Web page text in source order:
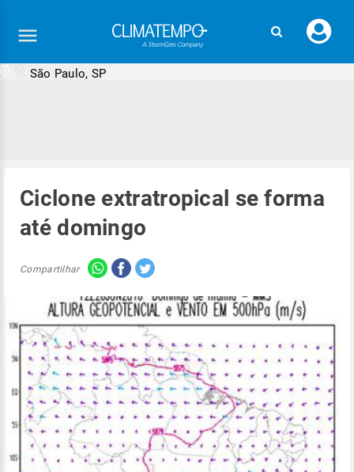
seu
São Paulo, SP
Ciclone extratropical se forma
até domingo
Compartilhar